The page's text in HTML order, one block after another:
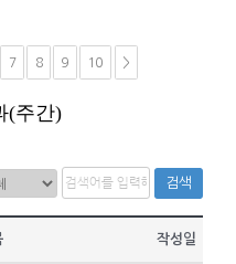
7 8 9 10 >
(주간)
검색
작성일